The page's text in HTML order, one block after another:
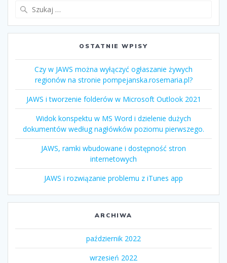
OSTATNIE WPISY
Czy w JAWS można wyłączyć ogłaszanie żywych
regionów na stronie pompejanska.rosemaria.pl?
JAWS i tworzenie folderów w Microsoft Outlook 2021
Widok konspektu w MS Word i dzielenie dużych
dokumentów według nagłówków poziomu pierwszego.
JAWS, ramki wbudowane i dostępność stron
internetowych
JAWS i rozwiązanie problemu z iTunes app
ARCHIWA
październik 2022
wrzesień 2022